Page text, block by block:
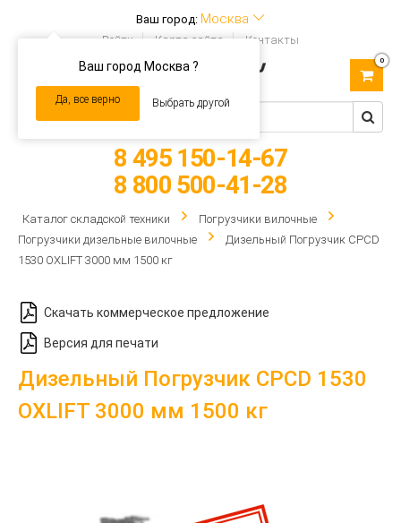
Ваш город: Москва
Ваш город Москва ?
Да, все верно Выбрать другой
Войти Карта сайта Контакты
navigation
0
8 495 150-14-67
8 800 500-41-28
Каталог складской техники
Погрузчики вилочные
Погрузчики дизельные вилочные
Дизельный Погрузчик CPCD
1530 OXLIFT 3000 мм 1500 кг
Скачать коммерческое предложение
Версия для печати
Дизельный Погрузчик CPCD 1530
OXLIFT 3000 мм 1500 кг